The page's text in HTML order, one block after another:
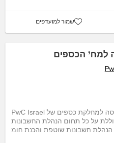
שמור למועדפים
למח’ הכספים
PwC Israel מגייסת מנהל/ת חשבונות מנוסה למחלקת כספים של
כוללת על כל תחום הנהלת החשבונות